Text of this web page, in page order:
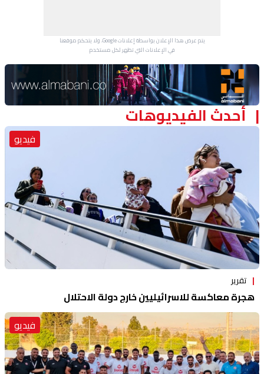
يتم عرض هذا الإعلان بواسطة إعلانات Google، ولا يتحكم موقعنا
في الإعلانات التي تظهر لكل مستخدم.
Advertisement Section
أحدث الفيديوهات
فيديو
تقرير
هجرة معاكسة للاسرائيليين خارج دولة الاحتلال
فيديو